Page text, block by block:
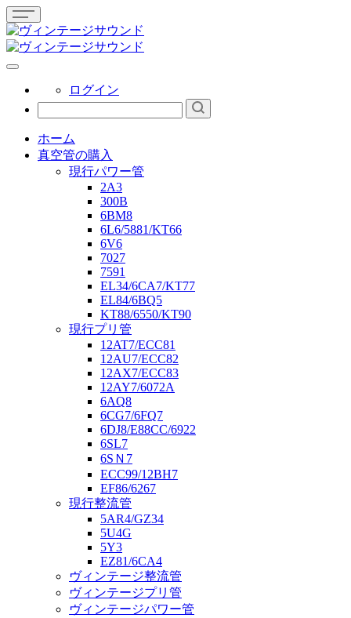
ログイン
ホーム
真空管の購入
現行パワー管
2A3
300B
6BM8
6L6/5881/KT66
6V6
7027
7591
EL34/6CA7/KT77
EL84/6BQ5
KT88/6550/KT90
現行プリ管
12AT7/ECC81
12AU7/ECC82
12AX7/ECC83
12AY7/6072A
6AQ8
6CG7/6FQ7
6DJ8/E88CC/6922
6SL7
6SＮ7
ECC99/12BH7
EF86/6267
現行整流管
5AR4/GZ34
5U4G
5Y3
EZ81/6CA4
ヴィンテージ整流管
ヴィンテージプリ管
ヴィンテージパワー管